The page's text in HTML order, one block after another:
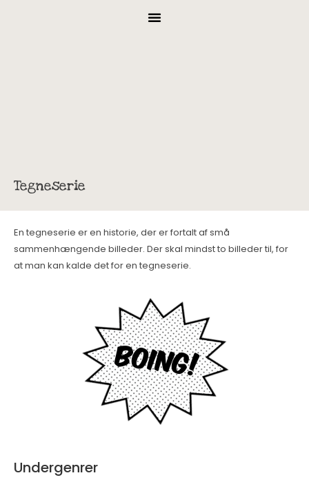
Tegneserie
En tegneserie er en historie, der er fortalt af små
sammenhængende billeder. Der skal mindst to billeder til, for
at man kan kalde det for en tegneserie.
Undergenrer